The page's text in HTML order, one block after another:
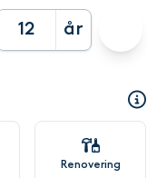
år
Renovering